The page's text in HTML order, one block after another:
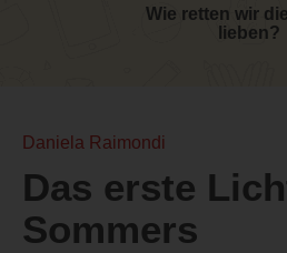
Wie retten wir
lieben?
Daniela Raimondi
Das erste
Sommers